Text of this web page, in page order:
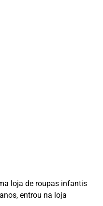
loja de roupas infantis
entrou na loja